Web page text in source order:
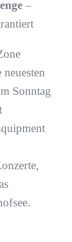
–
Sonntag